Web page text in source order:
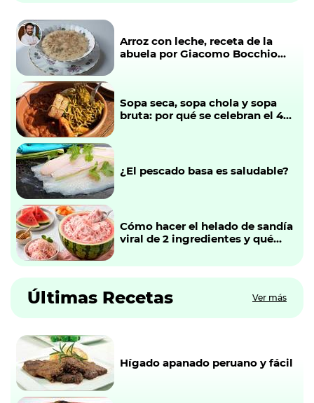
Arroz con leche, receta de la
abuela por Giacomo Bocchio
Sopa seca, sopa chola y sopa
bruta: por qué se celebran el 4
¿El pescado basa es saludable?
Cómo hacer el helado de sandía
viral de 2 ingredientes y qué
Últimas Recetas Ver más
Hígado apanado peruano y fácil